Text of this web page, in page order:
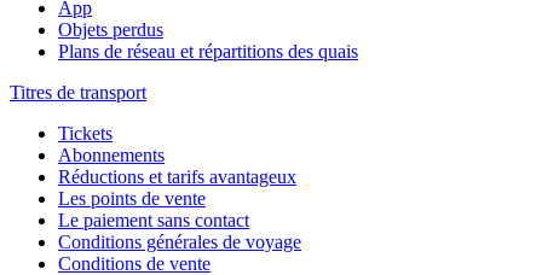
App
Objets perdus
Plans de réseau et répartitions des quais
Titres de transport
Tickets
Abonnements
Réductions et tarifs avantageux
Les points de vente
Le paiement sans contact
Conditions générales de voyage
Conditions de vente